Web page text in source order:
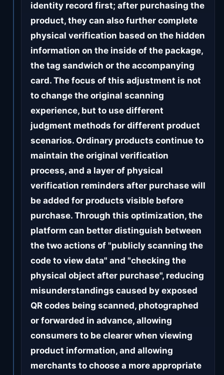
identity record first; after purchasing the
product, they can also further complete
physical verification based on the hidden
information on the inside of the package,
the tag sandwich or the accompanying
card. The focus of this adjustment is not
to change the original scanning
experience, but to use different
judgment methods for different product
scenarios. Ordinary products continue to
maintain the original verification
process, and a layer of physical
verification reminders after purchase will
be added for products visible before
purchase. Through this optimization, the
platform can better distinguish between
the two actions of "publicly scanning the
code to view data" and "checking the
physical object after purchase", reducing
misunderstandings caused by exposed
QR codes being scanned, photographed
or forwarded in advance, allowing
consumers to be clearer when viewing
product information, and allowing
merchants to choose a more appropriate